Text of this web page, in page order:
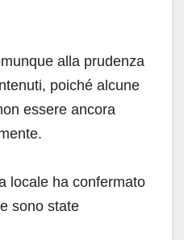
alla prudenza
poiché alcune
essere ancora
locale ha confermato
sono state